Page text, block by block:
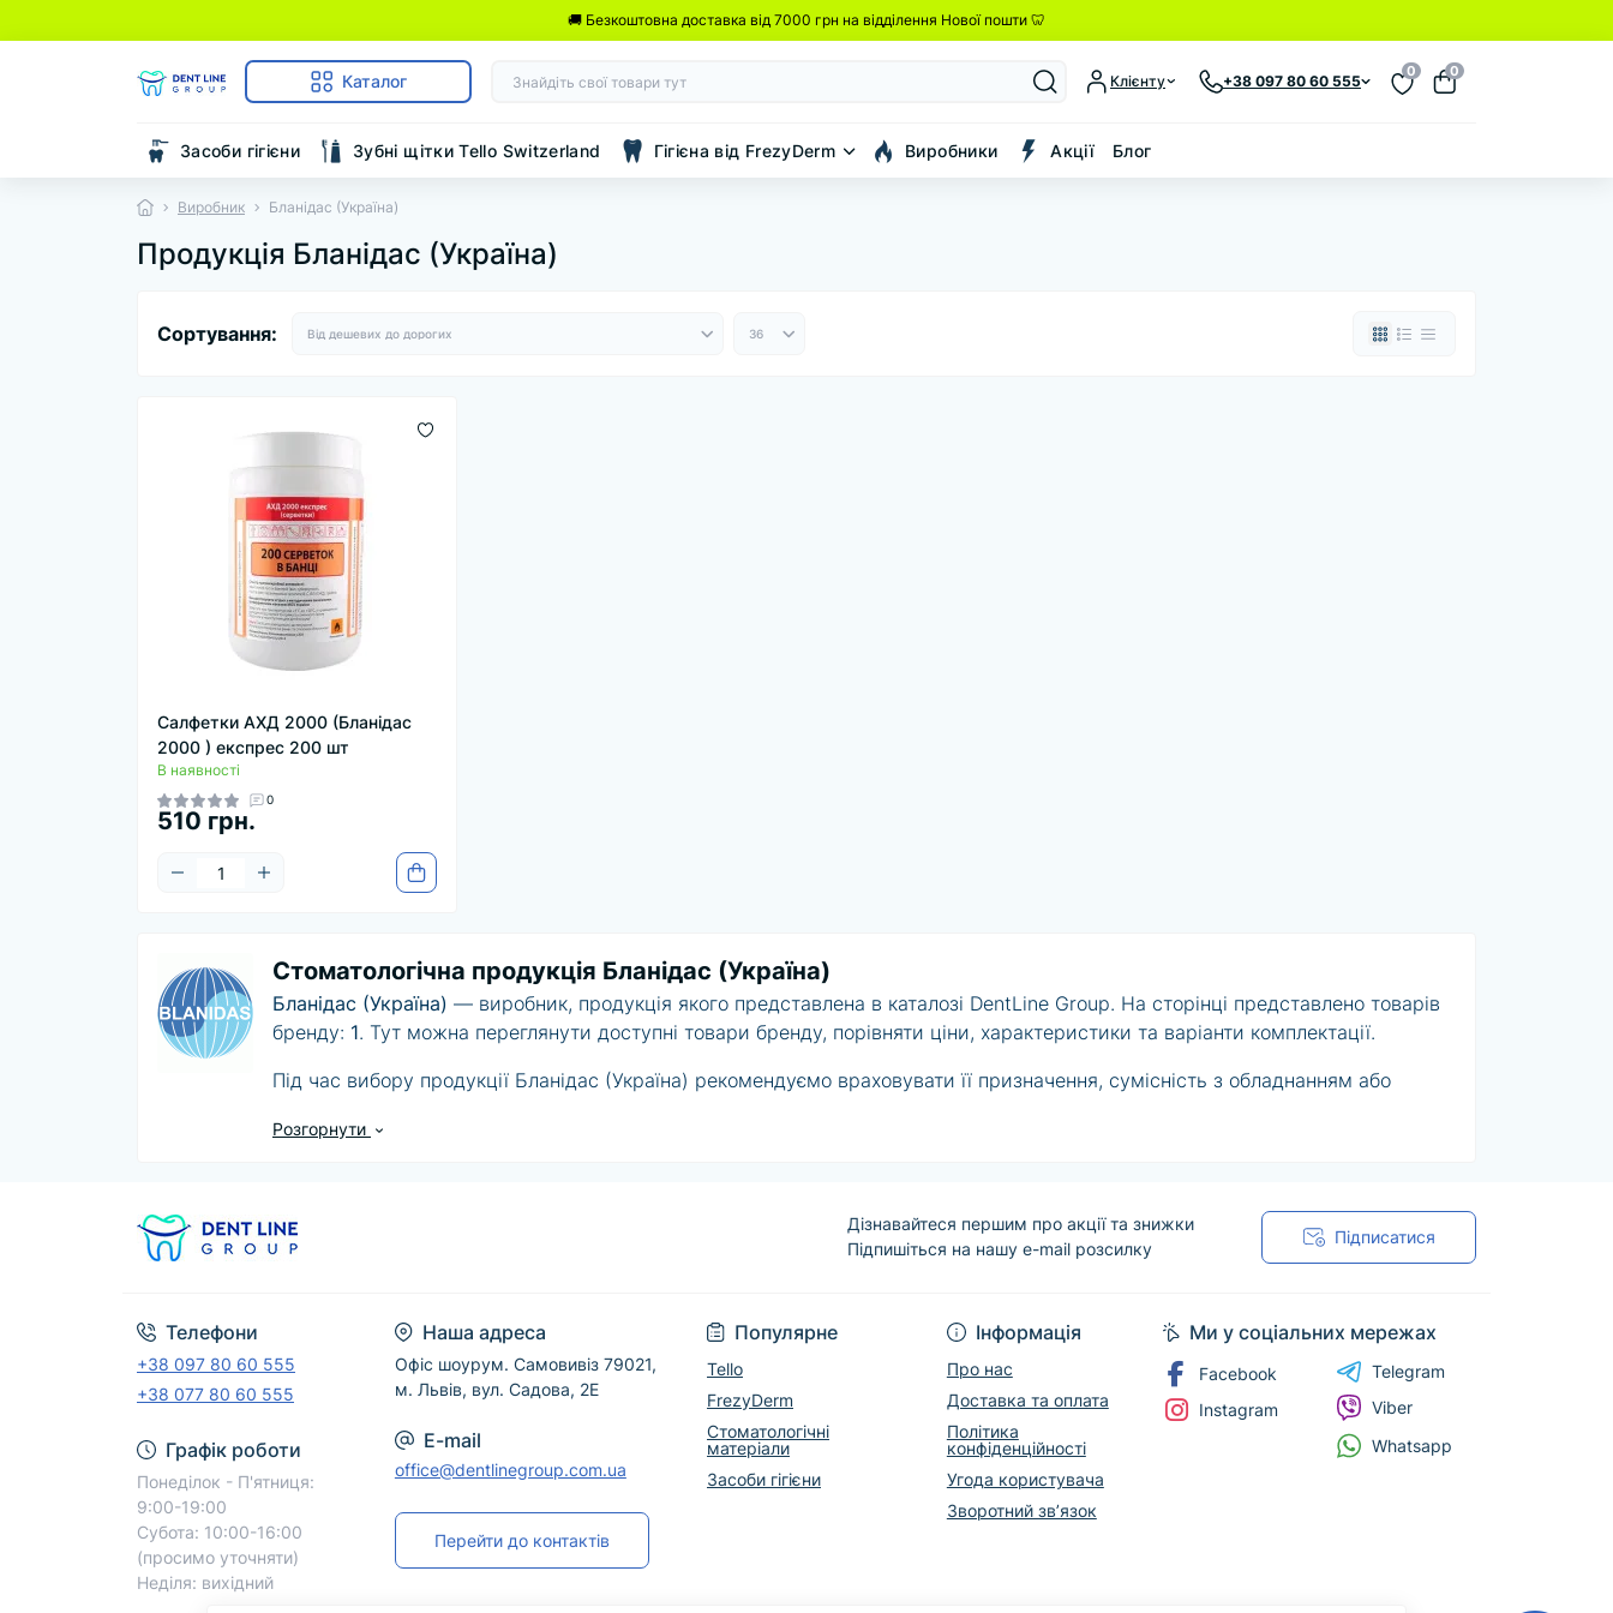
🚚 Безкоштовна доставка від 7000 грн на відділення Нової пошти 🦷
Каталог Клієнту +38 097 80 60 555
0 0
Засоби гігієни Зубні щітки Tello Switzerland Гігієна від FrezyDerm Виробники Акції Блог
Виробник Бланідас (Україна)
Продукція Бланідас (Україна)
Сортування:
Салфетки АХД 2000 (Бланідас
2000 ) експрес 200 шт
В наявності
0
510 грн.
Стоматологічна продукція Бланідас (Україна)
Бланідас (Україна) — виробник, продукція якого представлена в каталозі DentLine Group. На сторінці представлено товарів
бренду: 1. Тут можна переглянути доступні товари бренду, порівняти ціни, характеристики та варіанти комплектації.
Під час вибору продукції Бланідас (Україна) рекомендуємо враховувати її призначення, сумісність з обладнанням або
у відповідній картці товару.
Для безпечного професійного використання дотримуйтеся інструкції виробника.
Розгорнути
Дізнавайтеся першим про акції та знижки
Підпишіться на нашу e-mail розсилку
Підписатися
Телефони
+38 097 80 60 555
+38 077 80 60 555
Графік роботи
Понеділок - П'ятниця:
9:00-19:00
Субота: 10:00-16:00
(просимо уточняти)
Неділя: вихідний
Наша адреса
Офіс шоурум. Самовивіз 79021,
м. Львів, вул. Садова, 2Е
E-mail
office@dentlinegroup.com.ua
Перейти до контактів
Популярне
Tello
FrezyDerm
Стоматологічні
матеріали
Засоби гігієни
Інформація
Про нас
Доставка та оплата
Політика
конфіденційності
Угода користувача
Зворотний зв’язок
Ми у соціальних мережах
Facebook
Instagram
Telegram
Viber
Whatsapp